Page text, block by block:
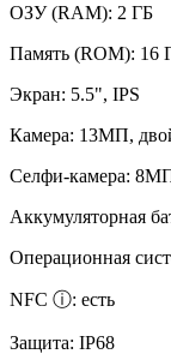
ОЗУ (RAM): 2 ГБ
Память (ROM): 16
Экран: 5.5", IPS
Камера: 13МП,
Селфи-камера:
Аккумуляторная
Операционная
NFC ⓘ: есть
Защита: IP68